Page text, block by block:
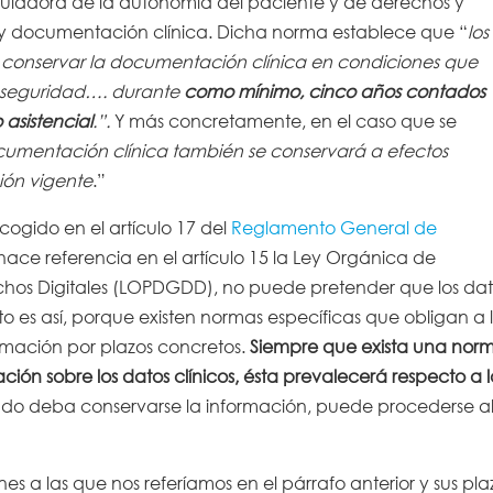
documentación clínica. Dicha norma establece que “los
la documentación clínica en condiciones que
durantecomo mínimo, cinco años contados
.”.Y más concretamente, en el caso que se
clínica también se conservará a efectos
vigente.”
en el artículo 17 del Reglamento General de
referencia en el artículo 15 la Ley Orgánica de
Digitales (LOPDGDD), no puede pretender que los
es así, porque existen normas específicas que obligan a
por plazos concretos.Siempre que exista una
sobre los datos clínicos, ésta prevalecerá respecto a
deba conservarse la información, puede procederse al
a las que nos referíamos en el párrafo anterior y sus